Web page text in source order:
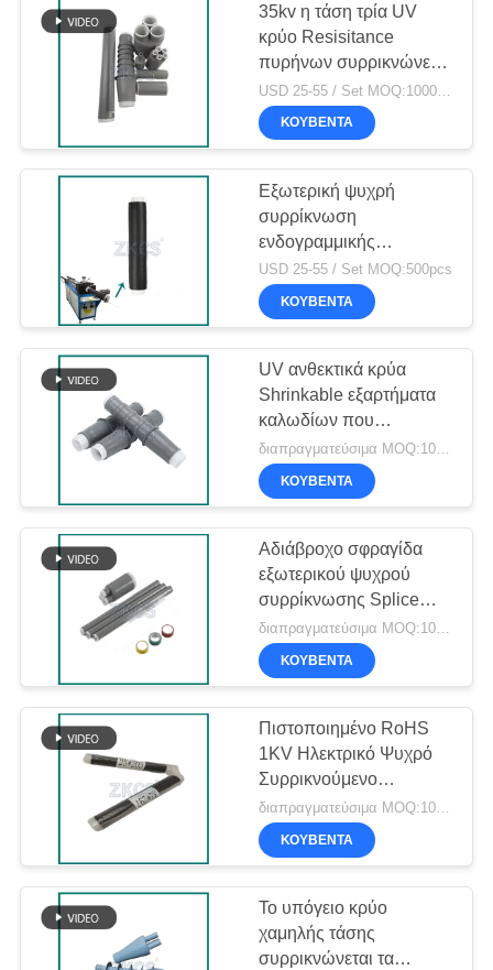
Προστατευτικό
μανίκι
26
Επεκτειμένος
μηχανή
Σπειροειδής άνεμος
μηχανή
Κεντρική λωρίδα
35kv η τάση τρία UV
κρύο Resisitance
πυρήνων συρρικνώνεται
τις υπαίθριες εξαρτήσεις
εξαρτημάτων
ΚΟΥΒΈΝΤΑ
Εξωτερική ψυχρή
συρρίκνωση
ενδογραμμικής
σύνδεσης για καλώδια
22KV και 35KV Γρήγορη
και ασφαλής
USD 25-55 / Set MOQ:500pcs
ΚΟΥΒΈΝΤΑ
UV ανθεκτικά κρύα
Shrinkable εξαρτήματα
καλωδίων που
σφραγίζουν το λάστιχο
σιλικόνης
διαπραγματεύσιμα MOQ:10sets
ΚΟΥΒΈΝΤΑ
Αδιάβροχο σφραγίδα
εξωτερικού ψυχρού
συρρίκνωσης Splice
σωλήνα για υψηλή τάσηδιαπραγματεύσιμα MOQ:1000 τεμ
ΚΟΥΒΈΝΤΑ
Πιστοποιημένο RoHS
1KV Ηλεκτρικό Ψυχρό
Συρρικνούμενο
Σύνδεσμο για Συνδέσεις
Τηλεπικοινωνιών και
Καλωδιακής
ΚΟΥΒΈΝΤΑ
Το υπόγειο κρύο
χαμηλής τάσης
συρρικνώνεται τα